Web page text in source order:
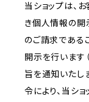
当ショップは、
き個人情報の開
のご請求である
開示を行います
旨を通知いたし
令により、当シ